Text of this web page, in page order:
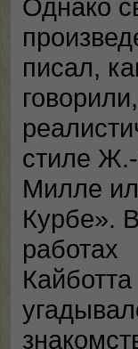
Однако
писал,
стиле
Милле
Курбе». В
работах
Кайботта